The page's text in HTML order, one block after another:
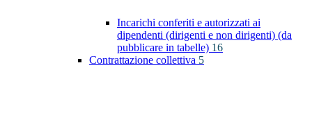
Incarichi conferiti e autorizzati ai
dipendenti (dirigenti e non dirigenti) (da
pubblicare in tabelle) 16
Contrattazione collettiva 5